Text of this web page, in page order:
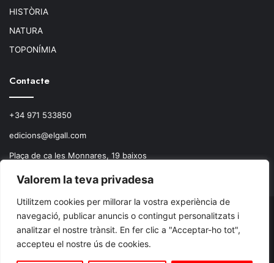
Valorem la teva privadesa
Utilitzem cookies per millorar la vostra experiència de
navegació, publicar anuncis o contingut personalitzats i
analitzar el nostre trànsit. En fer clic a "Acceptar-ho tot",
accepteu el nostre ús de cookies.
HISTÒRIA
NATURA
TOPONÍMIA
Contacte
+34 971 533850
edicions@elgall.com
Plaça de ca les Monnares, 19 baixos
© Copyright 2026, Todos los derechos reservados.
Facebook
X